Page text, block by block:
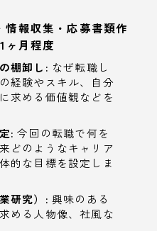
情報収集・応募書類作
ヶ月程度
棚卸し: なぜ転職し
経験やスキル、自分
求める価値観などを
: 今回の転職で何を
どのようなキャリア
的な目標を設定しま
研究）: 興味のある
める人物像、社風な